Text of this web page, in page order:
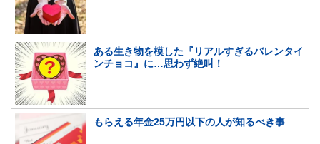
ある生き物を模した『リアルすぎるバレンタイ
ンチョコ』に…思わず絶叫！
もらえる年金25万円以下の人が知るべき事